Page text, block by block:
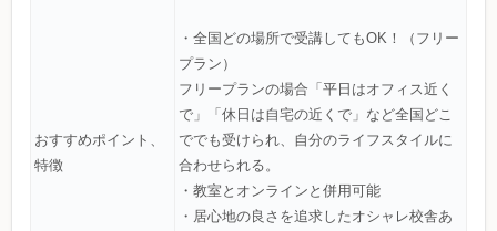
おすすめポイント、
特徴
・全国どの場所で受講してもOK！（フリー
プラン）
フリープランの場合「平日はオフィス近く
で」「休日は自宅の近くで」など全国どこ
ででも受けられ、自分のライフスタイルに
合わせられる。
・教室とオンラインと併用可能
・居心地の良さを追求したオシャレ校舎あ